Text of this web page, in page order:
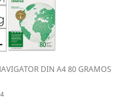
DIN A4 80 GRAMOS